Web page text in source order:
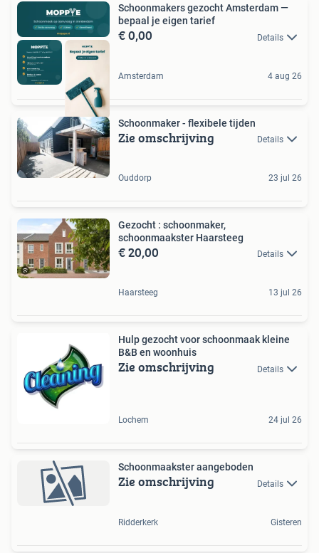
Schoonmakers gezocht Amsterdam —
bepaal je eigen tarief
€ 0,00 Details
Amsterdam 4 aug 26
Schoonmaker - flexibele tijden
Zie omschrijving Details
Ouddorp 23 jul 26
Gezocht : schoonmaker,
schoonmaakster Haarsteeg
€ 20,00 Details
Haarsteeg 13 jul 26
Hulp gezocht voor schoonmaak kleine
B&B en woonhuis
Zie omschrijving Details
Lochem 24 jul 26
Schoonmaakster aangeboden
Zie omschrijving Details
Ridderkerk Gisteren